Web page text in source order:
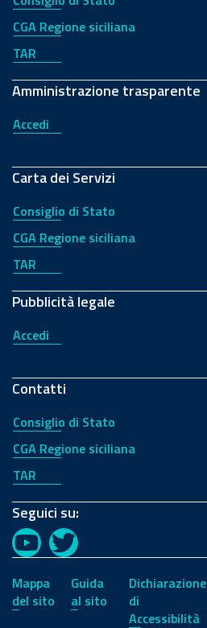
CGA Regione siciliana
TAR
Amministrazione trasparente
Accedi
Carta dei Servizi
Consiglio di Stato
CGA Regione siciliana
TAR
Pubblicità legale
Accedi
Contatti
Consiglio di Stato
CGA Regione siciliana
TAR
Seguici su:
YouTubeTwitter
Mappa
del sito
Guida
al sito
Dichiarazione
di
Accessibilità